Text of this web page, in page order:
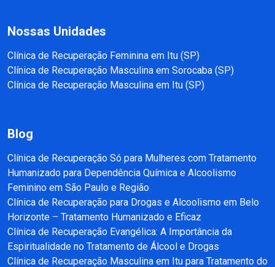
Nossas Unidades
Clínica de Recuperação Feminina em Itu (SP)
Clínica de Recuperação Masculina em Sorocaba (SP)
Clínica de Recuperação Masculina em Itu (SP)
Blog
Clínica de Recuperação Só para Mulheres com Tratamento
Humanizado para Dependência Química e Alcoolismo
Feminino em São Paulo e Região
Clínica de Recuperação para Drogas e Alcoolismo em Belo
Horizonte – Tratamento Humanizado e Eficaz
Clínica de Recuperação Evangélica: A Importância da
Espiritualidade no Tratamento de Álcool e Drogas
Clínica de Recuperação Masculina em Itu para Tratamento do